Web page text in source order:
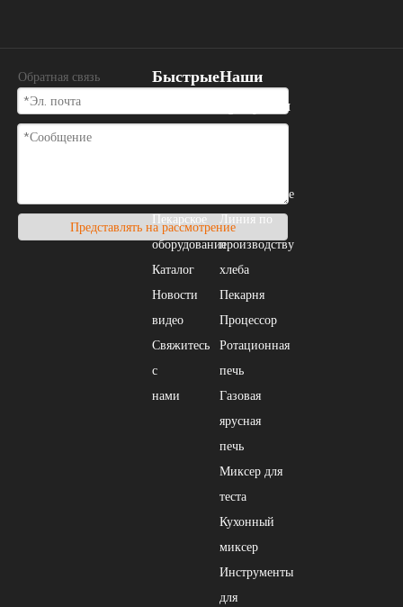
Обратная связь
Представлять на рассмотрение
Быстрые
Пекарское
оборудование
Каталог
Новости
видео
Свяжитесь
с
нами
Наши
продукты
оборудование
Линия по
производству
хлеба
Пекарня
Процессор
Ротационная
печь
Газовая
ярусная
печь
Миксер для
теста
Кухонный
миксер
Инструменты
для